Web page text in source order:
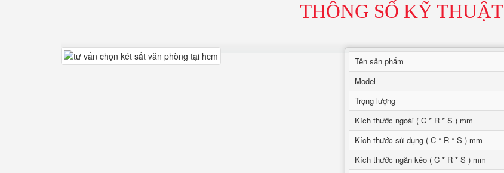
THÔNG SỐ KỸ THUẬT
Tên sản phẩm
Model
Trọng lượng
Kích thước ngoài ( C * R * S ) mm
Kích thước sử dụng ( C * R * S ) mm
Kích thước ngăn kéo ( C * R * S ) mm